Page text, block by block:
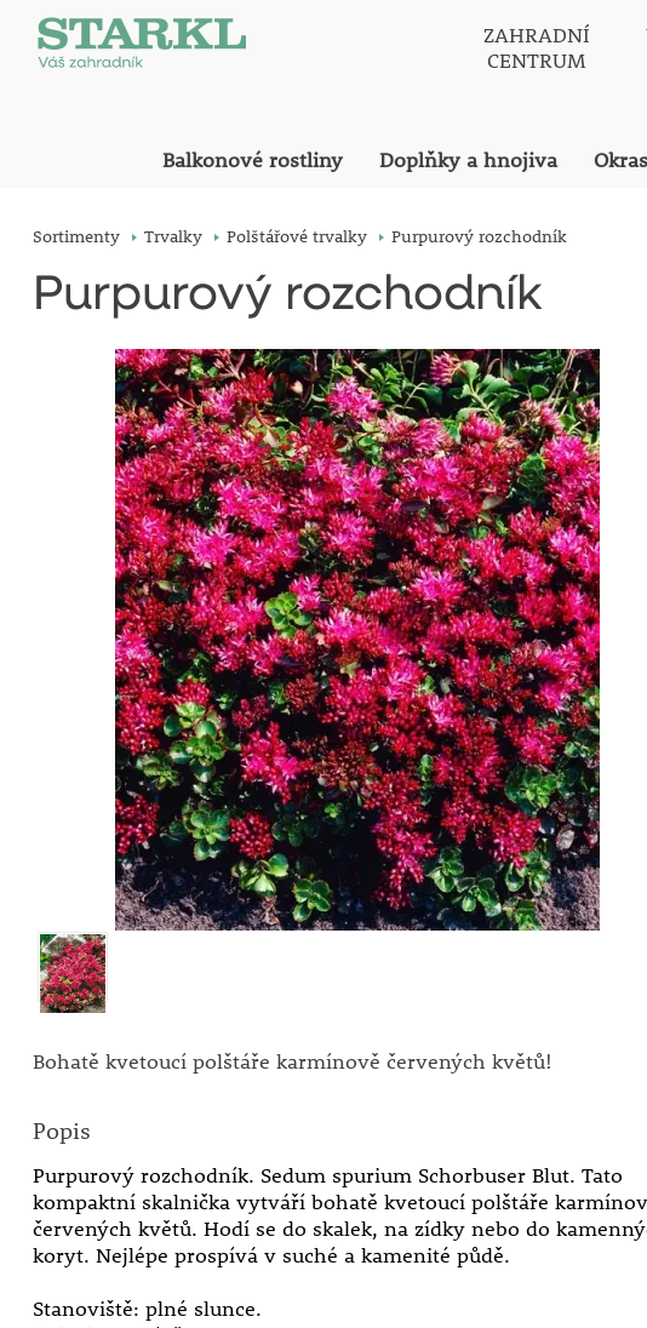
ZAHRADNÍ
CENTRUM
Balkonové rostliny Doplňky a hnojiva
Sortimenty Trvalky Polštářové trvalky Purpurový rozchodník
Purpurový rozchodník
Bohatě kvetoucí polštáře karmínově červených květů!
Popis
Purpurový rozchodník. Sedum spurium Schorbuser Blut. Tato
kompaktní skalnička vytváří bohatě kvetoucí polštáře
červených květů. Hodí se do skalek, na zídky nebo do
koryt. Nejlépe prospívá v suché a kamenité půdě.
Stanoviště: plné slunce.